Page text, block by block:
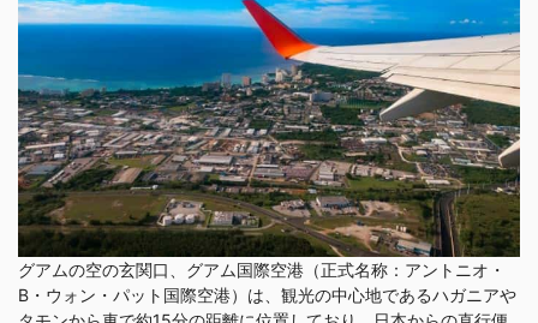
グアムの空の玄関口、グアム国際空港（正式名称：アントニオ・
B・ウォン・パット国際空港）は、観光の中心地であるハガニアや